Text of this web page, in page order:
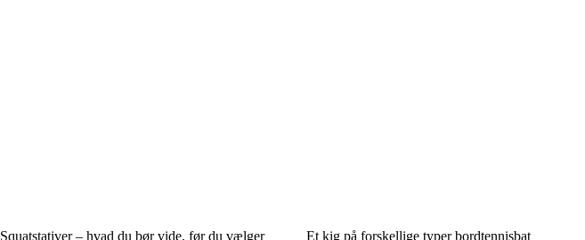
Squatstativer – hvad du bør vide, før du vælger Et kig på forskellige typer bordtennisbat